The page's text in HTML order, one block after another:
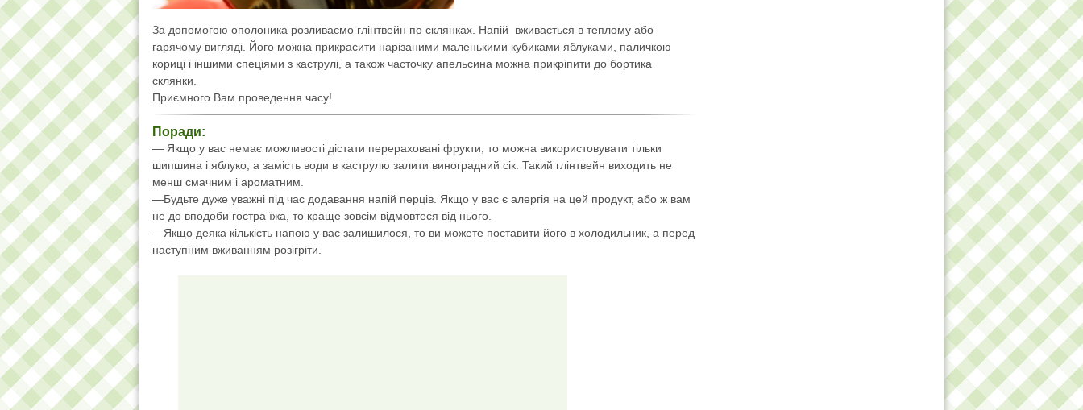
За допомогою ополоника розливаємо глінтвейн по склянках. Напій вживається в теплому або
гарячому вигляді. Його можна прикрасити нарізаними маленькими кубиками яблуками, паличкою
кориці і іншими спеціями з каструлі, а також часточку апельсина можна прикріпити до бортика
склянки.
Приємного Вам проведення часу!
Поради:
— Якщо у вас немає можливості дістати перераховані фрукти, то можна використовувати тільки
шипшина і яблуко, а замість води в каструлю залити виноградний сік. Такий глінтвейн виходить не
менш смачним і ароматним.
—Будьте дуже уважні під час додавання напій перців. Якщо у вас є алергія на цей продукт, або ж вам
не до вподоби гостра їжа, то краще зовсім відмовтеся від нього.
—Якщо деяка кількість напою у вас залишилося, то ви можете поставити його в холодильник, а перед
наступним вживанням розігріти.